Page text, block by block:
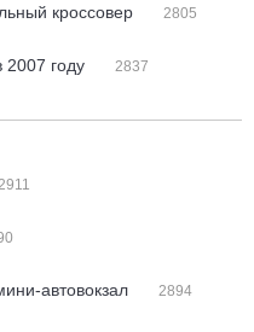
кроссовер 2805
2007 году 2837
автовокзал 2894